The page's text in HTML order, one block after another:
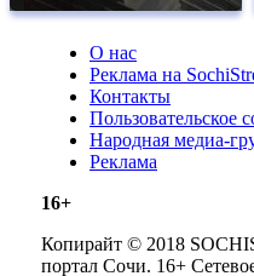
О нас
Реклама на
Контакты
Пользовательское
Народная медиа-
Реклама
16+
Копирайт © 2018
портал Сочи. 16+